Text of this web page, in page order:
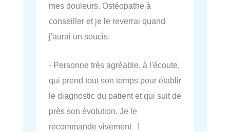
mes douleurs. Ostéopathe à
conseiller et je le reverrai quand
j'aurai un soucis.
- Personne très agréable, à l'écoute,
qui prend tout son temps pour établir
le diagnostic du patient et qui suit de
près son évolution. Je le
recommande vivement !